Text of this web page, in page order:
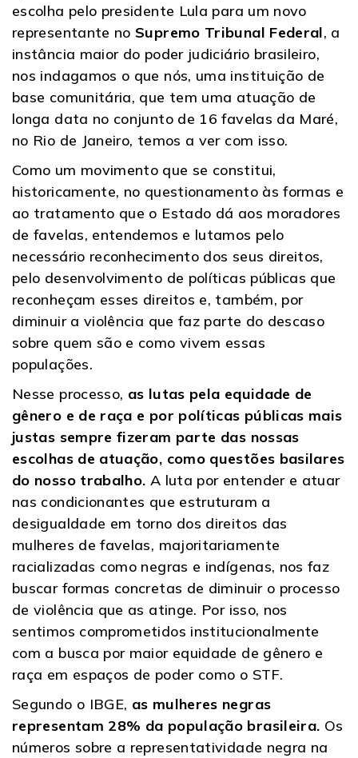
escolha pelo presidente Lula para um novo
representante no Supremo Tribunal Federal, a
instância maior do poder judiciário brasileiro,
nos indagamos o que nós, uma instituição de
base comunitária, que tem uma atuação de
longa data no conjunto de 16 favelas da Maré,
no Rio de Janeiro, temos a ver com isso.
Como um movimento que se constitui,
historicamente, no questionamento às formas e
ao tratamento que o Estado dá aos moradores
de favelas, entendemos e lutamos pelo
necessário reconhecimento dos seus direitos,
pelo desenvolvimento de políticas públicas que
reconheçam esses direitos e, também, por
diminuir a violência que faz parte do descaso
sobre quem são e como vivem essas
populações.
Nesse processo, as lutas pela equidade de
gênero e de raça e por políticas públicas mais
justas sempre fizeram parte das nossas
escolhas de atuação, como questões basilares
do nosso trabalho. A luta por entender e atuar
nas condicionantes que estruturam a
desigualdade em torno dos direitos das
mulheres de favelas, majoritariamente
racializadas como negras e indígenas, nos faz
buscar formas concretas de diminuir o processo
de violência que as atinge. Por isso, nos
sentimos comprometidos institucionalmente
com a busca por maior equidade de gênero e
raça em espaços de poder como o STF.
Segundo o IBGE, as mulheres negras
representam 28% da população brasileira. Os
números sobre a representatividade negra na